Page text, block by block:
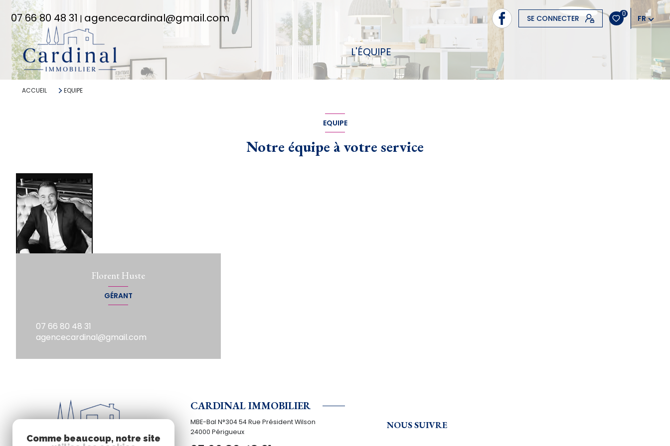
07 66 80 48 31 | agencecardinal@gmail.com SE CONNECTER 0 FR
L'ÉQUIPE
ACCUEIL EQUIPE
EQUIPE
Notre équipe à votre service
Florent Huste
GÉRANT
07 66 80 48 31
agencecardinal@gmail.com
CARDINAL IMMOBILIER
MBE-Bal N°304 54 Rue Président Wilson
24000 Périgueux
NOUS SUIVRE
Comme beaucoup, notre site